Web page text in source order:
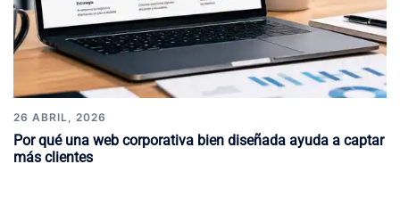
26 ABRIL, 2026
Por qué una web corporativa bien diseñada ayuda a captar
más clientes